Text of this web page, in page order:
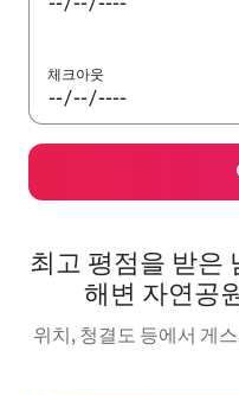
체크아웃
최고 평점을 받은
해변 자연공
위치, 청결도 등에서 게